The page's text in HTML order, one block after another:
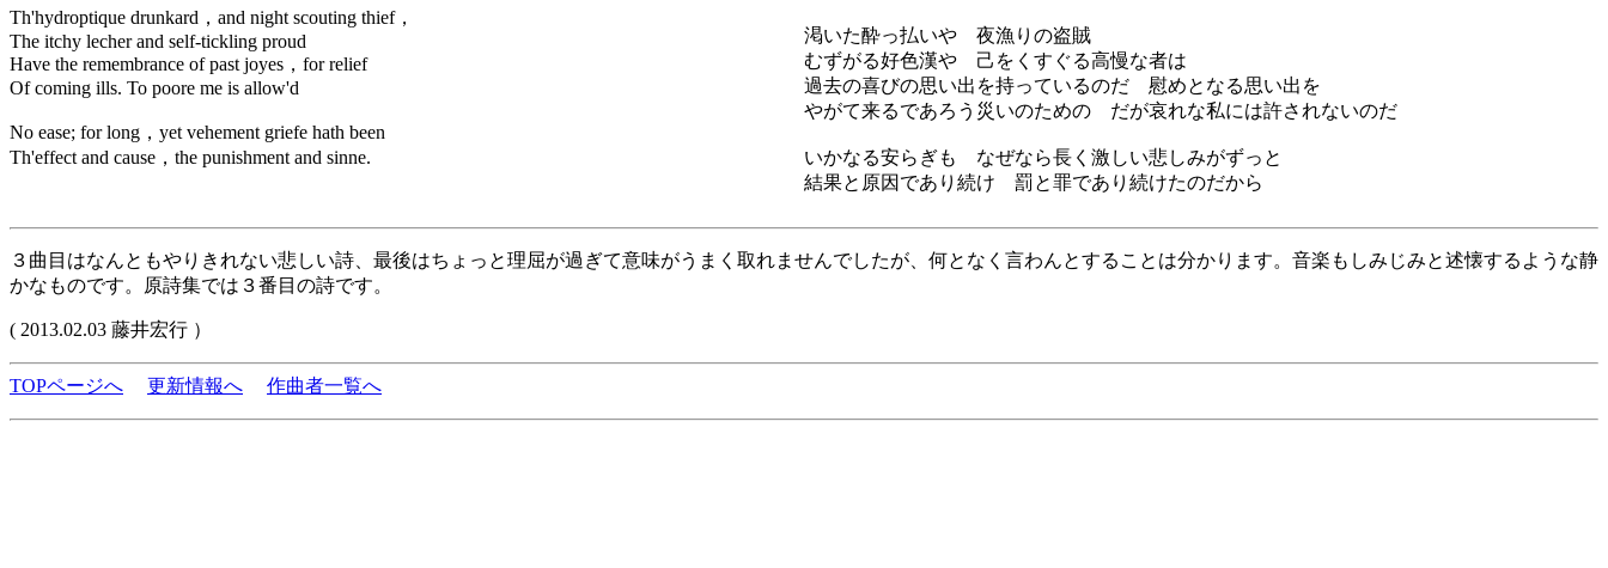
Th'hydroptique drunkard，and night scouting thief，
The itchy lecher and self-tickling proud
Have the remembrance of past joyes，for relief
Of coming ills. To poore me is allow'd
No ease; for long，yet vehement griefe hath been
Th'effect and cause，the punishment and sinne.
渇いた酔っ払いや 夜漁りの盗賊
むずがる好色漢や 己をくすぐる高慢な者は
過去の喜びの思い出を持っているのだ 慰めとなる思い出を
やがて来るであろう災いのための だが哀れな私には許されないのだ
いかなる安らぎも なぜなら長く激しい悲しみがずっと
結果と原因であり続け 罰と罪であり続けたのだから
３曲目はなんともやりきれない悲しい詩、最後はちょっと理屈が過ぎて意味がうまく取れませんでしたが、何となく言わんとすることは分かります。音楽もしみじみと述懐するような静
かなものです。原詩集では３番目の詩です。
( 2013.02.03 藤井宏行 ）
TOPページへ 更新情報へ 作曲者一覧へ